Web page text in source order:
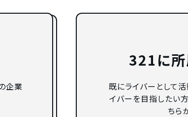
企業
321に
既にライバーとして
イバーを目指したい
ちら